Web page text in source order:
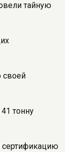
тайную
своей
тонну
сертификацию